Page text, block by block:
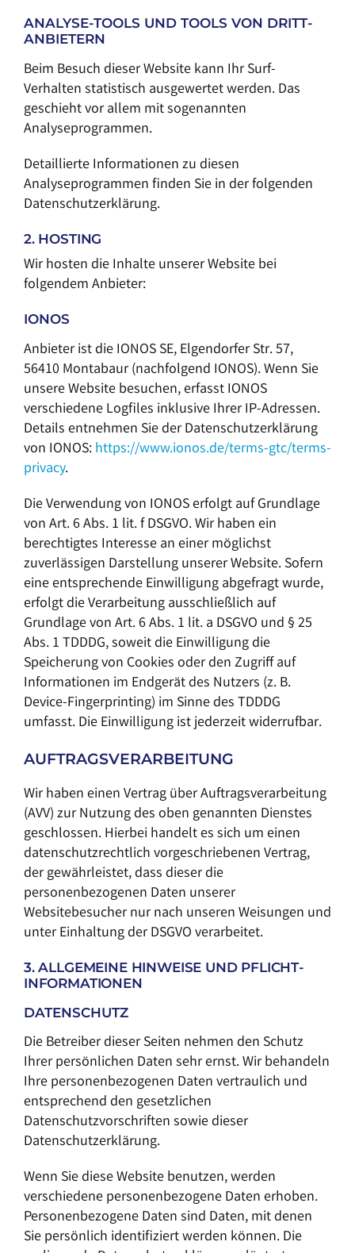
ANALYSE-TOOLS UND TOOLS VON DRITT­
ANBIETERN
Beim Besuch dieser Website kann Ihr Surf-
Verhalten statistisch ausgewertet werden. Das
geschieht vor allem mit sogenannten
Analyseprogrammen.
Detaillierte Informationen zu diesen
Analyseprogrammen finden Sie in der folgenden
Datenschutzerklärung.
2. HOSTING
Wir hosten die Inhalte unserer Website bei
folgendem Anbieter:
IONOS
Anbieter ist die IONOS SE, Elgendorfer Str. 57,
56410 Montabaur (nachfolgend IONOS). Wenn Sie
unsere Website besuchen, erfasst IONOS
verschiedene Logfiles inklusive Ihrer IP-Adressen.
Details entnehmen Sie der Datenschutzerklärung
von IONOS:https://www.ionos.de/terms-gtc/terms-
privacy.
Die Verwendung von IONOS erfolgt auf Grundlage
von Art. 6 Abs. 1 lit. f DSGVO. Wir haben ein
berechtigtes Interesse an einer möglichst
zuverlässigen Darstellung unserer Website. Sofern
eine entsprechende Einwilligung abgefragt wurde,
erfolgt die Verarbeitung ausschließlich auf
Grundlage von Art. 6 Abs. 1 lit. a DSGVO und § 25
Abs. 1 TDDDG, soweit die Einwilligung die
Speicherung von Cookies oder den Zugriff auf
Informationen im Endgerät des Nutzers (z. B.
Device-Fingerprinting) im Sinne des TDDDG
umfasst. Die Einwilligung ist jederzeit widerrufbar.
AUFTRAGSVERARBEITUNG
Wir haben einen Vertrag über Auftragsverarbeitung
(AVV) zur Nutzung des oben genannten Dienstes
geschlossen. Hierbei handelt es sich um einen
datenschutzrechtlich vorgeschriebenen Vertrag,
der gewährleistet, dass dieser die
personenbezogenen Daten unserer
Websitebesucher nur nach unseren Weisungen und
unter Einhaltung der DSGVO verarbeitet.
3. ALLGEMEINE HINWEISE UND PFLICHT­
INFORMATIONEN
DATENSCHUTZ
Die Betreiber dieser Seiten nehmen den Schutz
Ihrer persönlichen Daten sehr ernst. Wir behandeln
Ihre personenbezogenen Daten vertraulich und
entsprechend den gesetzlichen
Datenschutzvorschriften sowie dieser
Datenschutzerklärung.
Wenn Sie diese Website benutzen, werden
verschiedene personenbezogene Daten erhoben.
Personenbezogene Daten sind Daten, mit denen
Sie persönlich identifiziert werden können. Die